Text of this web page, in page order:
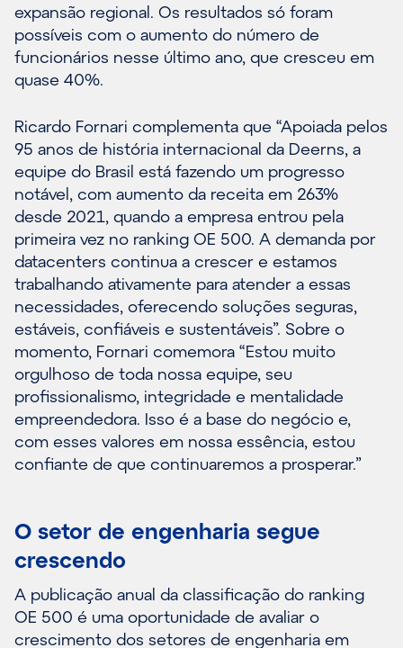
expansão regional. Os resultados só foram
possíveis com o aumento do número de
funcionários nesse último ano, que cresceu em
quase 40%.
Ricardo Fornari complementa que “Apoiada pelos
95 anos de história internacional da Deerns, a
equipe do Brasil está fazendo um progresso
notável, com aumento da receita em 263%
desde 2021, quando a empresa entrou pela
primeira vez no ranking OE 500. A demanda por
datacenters continua a crescer e estamos
trabalhando ativamente para atender a essas
necessidades, oferecendo soluções seguras,
estáveis, confiáveis e sustentáveis”. Sobre o
momento, Fornari comemora “Estou muito
orgulhoso de toda nossa equipe, seu
profissionalismo, integridade e mentalidade
empreendedora. Isso é a base do negócio e,
com esses valores em nossa essência, estou
confiante de que continuaremos a prosperar.”
O setor de engenharia segue
crescendo
A publicação anual da classificação do ranking
OE 500 é uma oportunidade de avaliar o
crescimento dos setores de engenharia em